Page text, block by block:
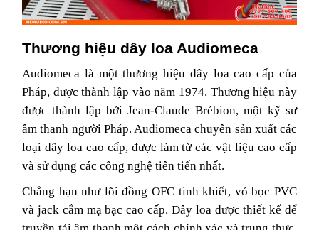
Thương hiệu dây loa Audiomeca
Audiomeca là một thương hiệu dây loa cao cấp của
Pháp, được thành lập vào năm 1974. Thương hiệu này
được thành lập bởi Jean-Claude Brébion, một kỹ sư
âm thanh người Pháp. Audiomeca chuyên sản xuất các
loại dây loa cao cấp, được làm từ các vật liệu cao cấp
và sử dụng các công nghệ tiên tiến nhất.
Chẳng hạn như lõi đồng OFC tinh khiết, vỏ bọc PVC
và jack cắm mạ bạc cao cấp. Dây loa được thiết kế để